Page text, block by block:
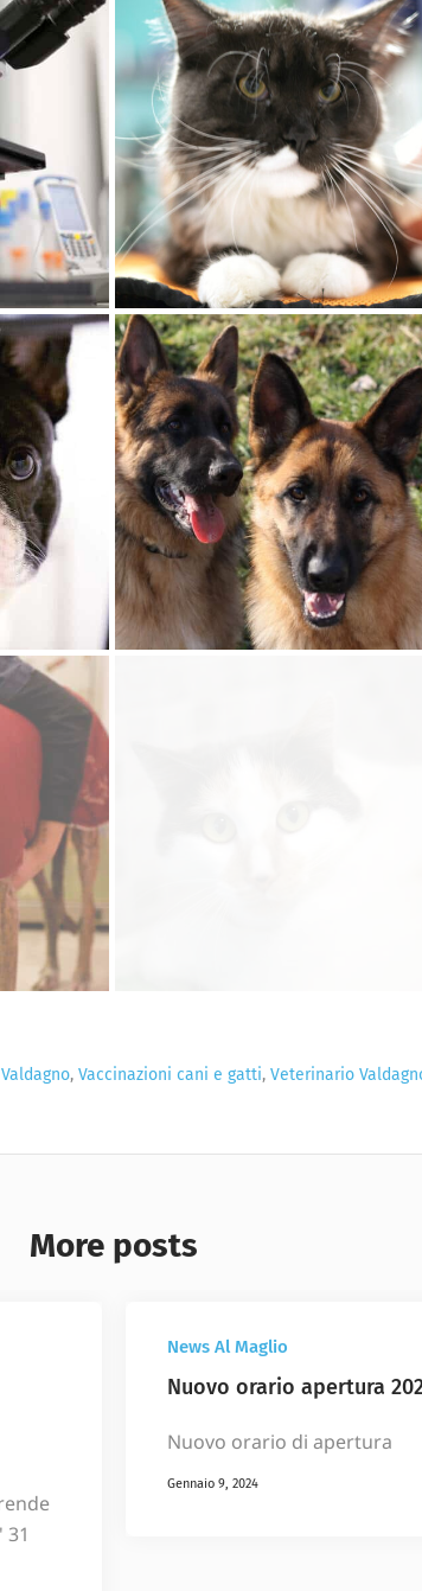
,Vaccinazioni cani e gatti,Veterinario
More posts
News Al Maglio
Nuovo orario apertura
Nuovo orario di apertura
Gennaio 9, 2024